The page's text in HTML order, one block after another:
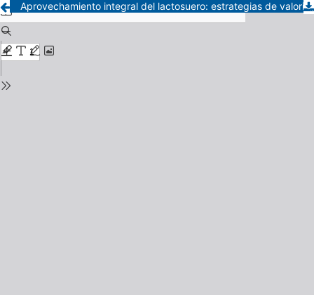
Aprovechamiento integral del lactosuero: estrategias de valorización con impacto ambiental y nutricional en La Pampa